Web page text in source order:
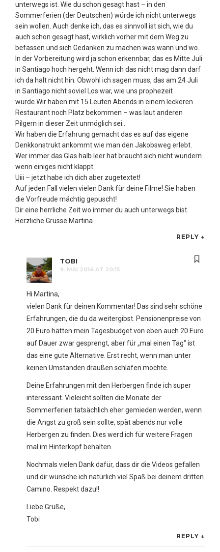
unterwegs ist. Wie du schon gesagt hast – in den
Sommerferien (der Deutschen) würde ich nicht unterwegs
sein wollen. Auch denke ich, das es sinnvoll ist sich, wie du
auch schon gesagt hast, wirklich vorher mit dem Weg zu
befassen und sich Gedanken zu machen was wann und wo.
In der Vorbereitung wird ja schon erkennbar, das es Mitte Juli
in Santiago hoch hergeht. Wenn ich das nicht mag dann darf
ich da halt nicht hin. Obwohl ich sagen muss, das am 24 Juli
in Santiago nicht soviel Los war, wie uns prophezeit
wurde.Wir haben mit 15 Leuten Abends in einem leckeren
Restaurant noch Platz bekommen – was laut anderen
Pilgern in dieser Zeit unmöglich sei..
Wir haben die Erfahrung gemacht das es auf das eigene
Denkkonstrukt ankommt wie man den Jakobsweg erlebt.
Wer immer das Glas halb leer hat braucht sich nicht wundern
wenn einiges nicht klappt.
Uiii – jetzt habe ich dich aber zugetextet!
Auf jeden Fall vielen vielen Dank für deine Filme! Sie haben
die Vorfreude mächtig gepuscht!
Dir eine herrliche Zeit wo immer du auch unterwegs bist.
Herzliche Grüsse Martina
REPLY ↓
TOBI
9. MAI 2016 AT 20:15
Hi Martina,
vielen Dank für deinen Kommentar! Das sind sehr schöne
Erfahrungen, die du da weitergibst. Pensionenpreise von
20 Euro hätten mein Tagesbudget von eben auch 20 Euro
auf Dauer zwar gesprengt, aber für „mal einen Tag“ ist
das eine gute Alternative. Erst recht, wenn man unter
keinen Umständen draußen schlafen möchte.
Deine Erfahrungen mit den Herbergen finde ich super
interessant. Vieleicht sollten die Monate der
Sommerferien tatsächlich eher gemieden werden, wenn
die Angst zu groß sein sollte, spät abends nur volle
Herbergen zu finden. Dies werd ich für weitere Fragen
mal im Hinterkopf behalten.
Nochmals vielen Dank dafür, dass dir die Videos gefallen
und dir wünsche ich natürlich viel Spaß bei deinem dritten
Camino. Respekt dazu!!
Liebe Grüße,
Tobi
REPLY ↓